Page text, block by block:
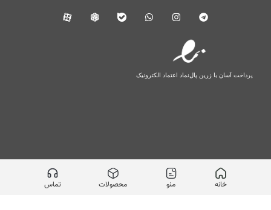
پرداخت آسان با زرین پالنماد اعتماد الکترونیک
خانه منو محصولات تماس